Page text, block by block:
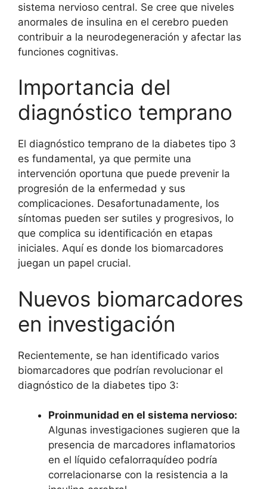
sistema nervioso central. Se cree que niveles
anormales de insulina en el cerebro pueden
contribuir a la neurodegeneración y afectar las
funciones cognitivas.
Importancia del
diagnóstico temprano
El diagnóstico temprano de la diabetes tipo 3
es fundamental, ya que permite una
intervención oportuna que puede prevenir la
progresión de la enfermedad y sus
complicaciones. Desafortunadamente, los
síntomas pueden ser sutiles y progresivos, lo
que complica su identificación en etapas
iniciales. Aquí es donde los biomarcadores
juegan un papel crucial.
Nuevos biomarcadores
en investigación
Recientemente, se han identificado varios
biomarcadores que podrían revolucionar el
diagnóstico de la diabetes tipo 3:
Proinmunidad en el sistema nervioso:
Algunas investigaciones sugieren que la
presencia de marcadores inflamatorios
en el líquido cefalorraquídeo podría
correlacionarse con la resistencia a la